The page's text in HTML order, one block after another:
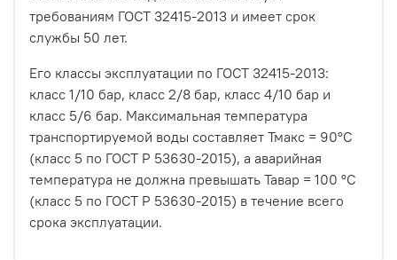
требованиям ГОСТ 32415-2013 и имеет срок
службы 50 лет.
Его классы эксплуатации по ГОСТ 32415-2013:
класс 1/10 бар, класс 2/8 бар, класс 4/10 бар и
класс 5/6 бар. Максимальная температура
транспортируемой воды составляет Тмакс = 90°С
(класс 5 по ГОСТ Р 53630-2015), а аварийная
температура не должна превышать Тавар = 100 °С
(класс 5 по ГОСТ Р 53630-2015) в течение всего
срока эксплуатации.